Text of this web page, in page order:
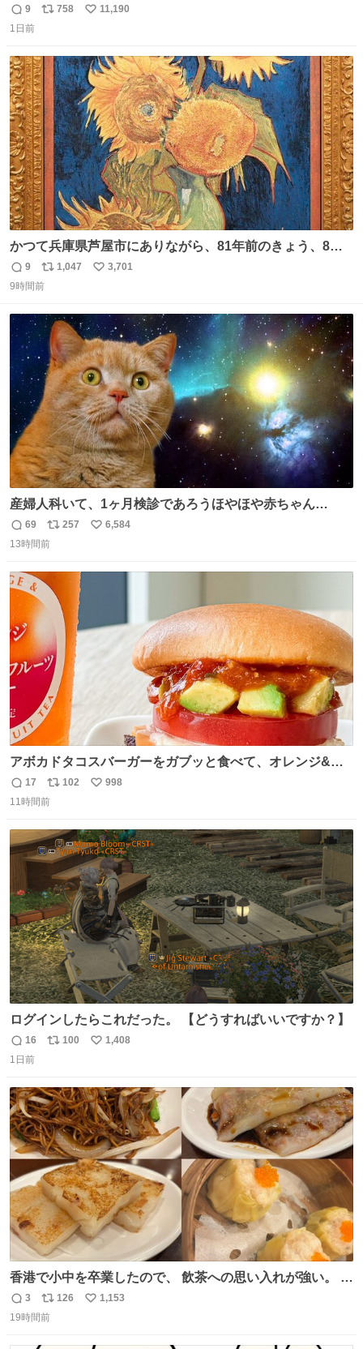
いけど彼女を死ぬほど愛している彼氏 同士いませんか✋️
返
信
9
リ
ト
数
758
い
数
11,190
1日前
かつて兵庫県芦屋市にありながら、81年前のきょう、8月6
日の阪神大空襲の折に残念ながら焼失した、 #ゴッホ の幻
の「 #ヒマワリ 」。 当館は、東京都にある武者小路実篤記
り陶板で原寸大に再現し、2014年より展示しています。 #
大塚国際美術館
返
信
9
リ
ポ
ト
数
1,047
い
数
3,701
9時間前
産婦人科いて、1ヶ月検診であろうほやほや赤ちゃん👩‍🍼
と推定2,3歳の女の子👧🏻をワンオペで連れてるママがいる
のだけども 女の子ずっとママの側から離れない…⁉️ 手を繋
たいにﾄﾃﾄﾃついてってるし逃走しないし脱走しないし逃げ
ないし走ら文字数
返
信
69
リ
ポ
ト
数
257
い
6,584
13時間前
アボカドタコスバーガーをガブッと食べて、オレンジ&パ
ッションフルーツティーをグビッと飲んで、またアボカド
タコスバーガーをガブッと食べて、またオレンジ＆パッシ
返
信
17
リ
ポ
ト
数
102
い
数
998
11時間前
ログインしたらこれだった。 【どうすればいいですか？】
返
信
16
リ
ト
数
100
い
数
1,408
1日前
香港で小中を卒業したので、 飲茶への思い入れが強い。 常
に現地の味を探している。 横浜中華街まで行き、店を厳選
すれば流石に出会えるけど、もっと近場で気軽に行ける店
返
信
3
リ
ポ
126
い
1,153
19時間前